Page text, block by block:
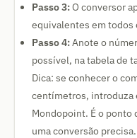
Passo 3:O conversor
equivalentes em todos
Passo 4:Anote o
possível, na tabela de
Dica: se conhecer o
centímetros, introduza
Mondopoint. É o ponto
uma conversão precisa.